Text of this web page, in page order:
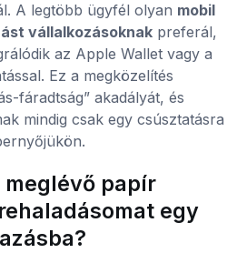
A legtöbb ügyfél olyan mobil
vállalkozásoknak preferál,
az Apple Wallet vagy a
Ez a megközelítés
fáradtság” akadályát, és
mindig csak egy csúsztatásra
papír
egy